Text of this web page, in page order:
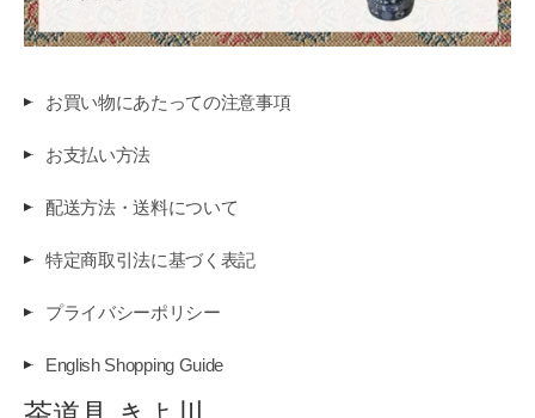
お買い物にあたっての注意事項
お支払い方法
配送方法・送料について
特定商取引法に基づく表記
プライバシーポリシー
English Shopping Guide